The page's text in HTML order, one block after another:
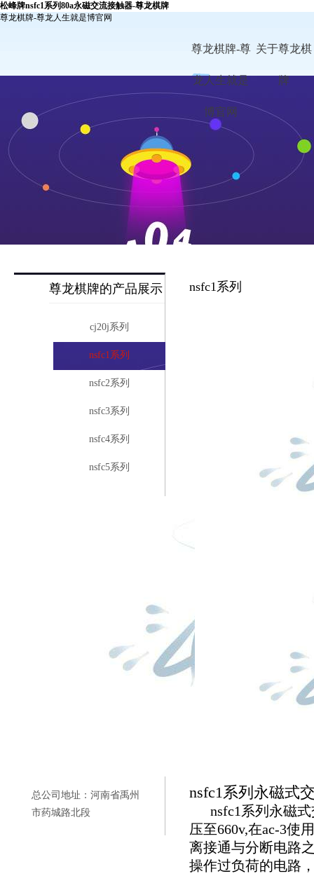
松峰牌nsfc1系列80a永磁交流接触器-尊龙棋牌
尊龙棋牌-尊龙人生就是博官网
尊龙棋牌-尊
龙人生就是
博官网
关于尊龙棋
牌
尊龙棋牌的产品展示
cj20j系列
nsfc1系列
nsfc2系列
nsfc3系列
nsfc4系列
nsfc5系列
总公司地址：河南省禹州
市药城路北段
nsfc1系列
nsfc1系列永磁式
nsfc1系列永磁式
压至660v,在ac-3使
离接通与分断电路
操作过负荷的电路